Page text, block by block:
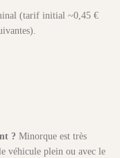
(tarif initial ~0,45 €
? Minorque est très
véhicule plein ou avec le